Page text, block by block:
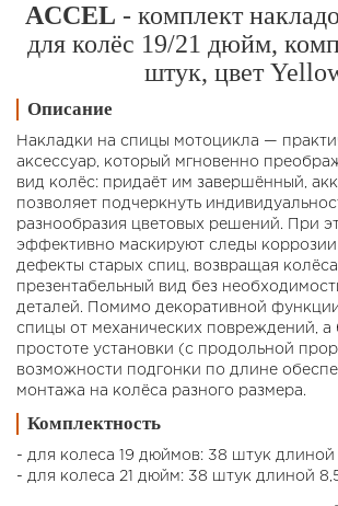
ACCEL - комплект
для колёс 19/21 дюйм,
штук, цвет
Описание
Накладки на спицы мотоцикла —
аксессуар, который мгновенно
вид колёс: придаёт им завершённый,
позволяет подчеркнуть
разнообразия цветовых решений. При
эффективно маскируют следы
дефекты старых спиц, возвращая
презентабельный вид без
деталей. Помимо декоративной
спицы от механических повреждений, а
простоте установки (с продольной
возможности подгонки по длине
монтажа на колёса разного размера.
Комплектность
- для колеса 19 дюймов: 38 штук
- для колеса 21 дюйм: 38 штук длиной